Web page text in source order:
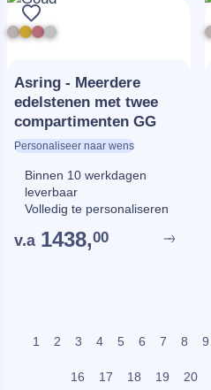
Asring - Meerdere
edelstenen met twee
compartimenten GG
Personaliseer naar wens
Binnen 10 werkdagen
leverbaar
Volledig te personaliseren
v.a 1438,00
1 2 3 4 5 6 7 8 9
16 17 18 19 20